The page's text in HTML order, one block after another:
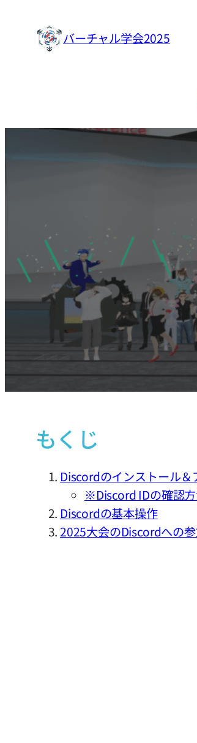
プ
バーチャル学会2025
もくじ
Discordのインストール
※Discord IDの確認方
Discordの基本操作
2025大会のDiscordへの